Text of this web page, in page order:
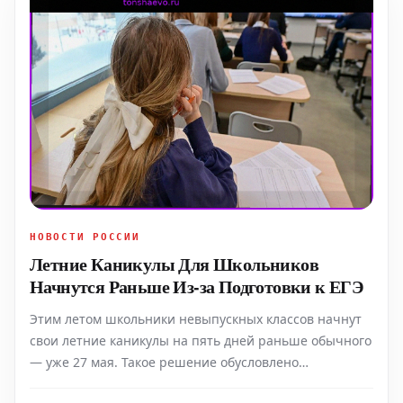
НОВОСТИ РОССИИ
Летние Каникулы Для Школьников
Начнутся Раньше Из-за Подготовки к ЕГЭ
Этим летом школьники невыпускных классов начнут
свои летние каникулы на пять дней раньше обычного
— уже 27 мая. Такое решение обусловлено